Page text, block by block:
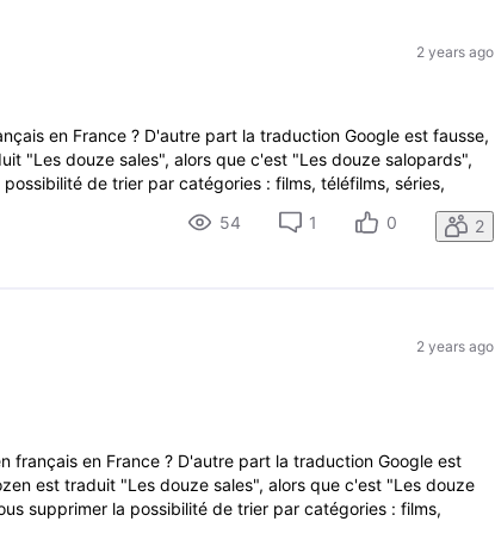
2 years ago
en France ? D'autre part la traduction Google est fausse,
"Les douze sales", alors que c'est "Les douze salopards",
de trier par catégories : films, téléfilms, séries,
54
1 0 2
2 years ago
français en France ? D'autre part la traduction Google est
est traduit "Les douze sales", alors que c'est "Les douze
supprimer la possibilité de trier par catégories : films,